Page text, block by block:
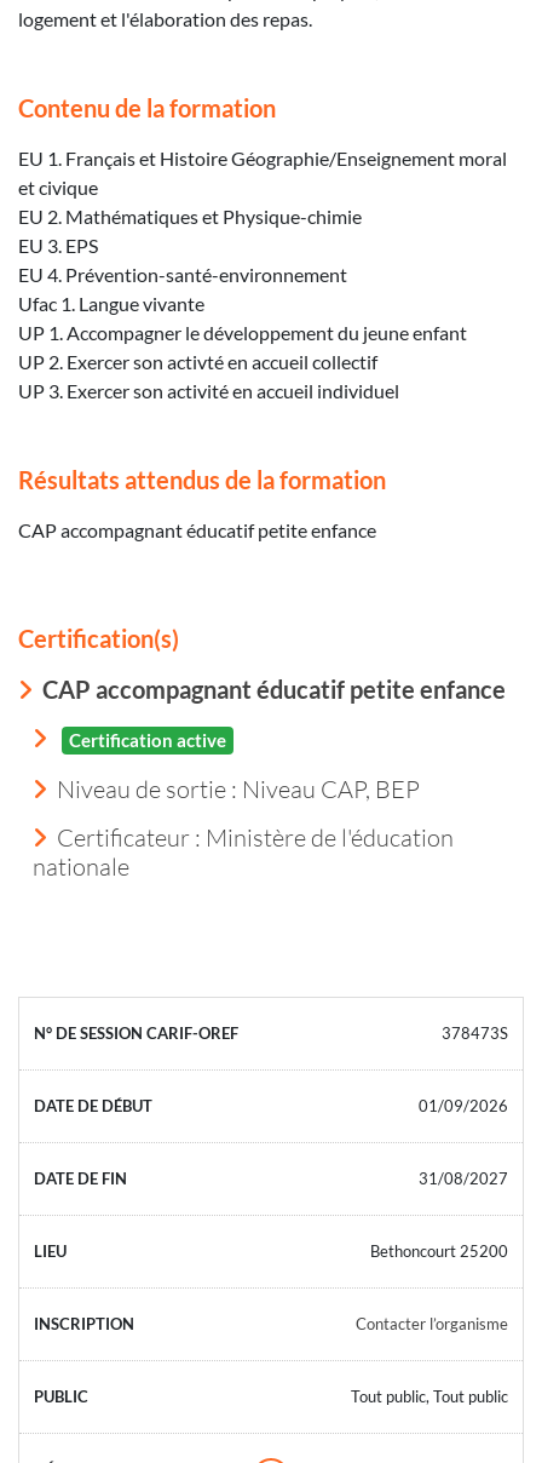
logement et l'élaboration des repas.
Contenu de la formation
EU 1. Français et Histoire Géographie/Enseignement moral
et civique
EU 2. Mathématiques et Physique-chimie
EU 3. EPS
EU 4. Prévention-santé-environnement
Ufac 1. Langue vivante
UP 1. Accompagner le développement du jeune enfant
UP 2. Exercer son activté en accueil collectif
UP 3. Exercer son activité en accueil individuel
Résultats attendus de la formation
CAP accompagnant éducatif petite enfance
Certification(s)
CAP accompagnant éducatif petite enfance
Certification active
Niveau de sortie : Niveau CAP, BEP
Certificateur : Ministère de l'éducation
nationale
378473S
01/09/2026
31/08/2027
Bethoncourt 25200
Contacter l’organisme
Tout public, Tout public